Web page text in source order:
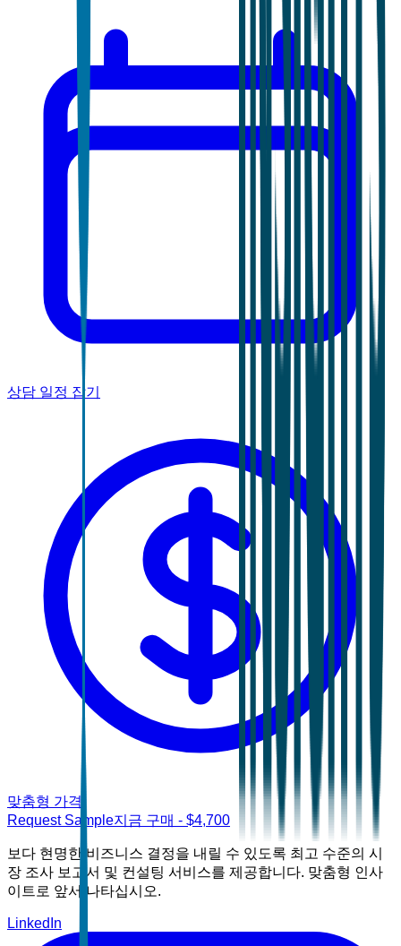
상담 일정 잡기
맞춤형 가격
Request Sample지금 구매 - $4,700
보다 현명한 비즈니스 결정을 내릴 수 있도록 최고 수준의 시
장 조사 보고서 및 컨설팅 서비스를 제공합니다. 맞춤형 인사
이트로 앞서 나타십시오.
LinkedIn